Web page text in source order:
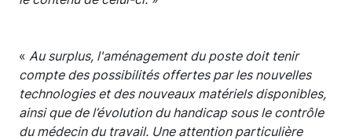
« Au surplus, l'aménagement du poste doit tenir
compte des possibilités offertes par les nouvelles
technologies et des nouveaux matériels disponibles,
ainsi que de l’évolution du handicap sous le contrôle
du médecin du travail. Une attention particulière